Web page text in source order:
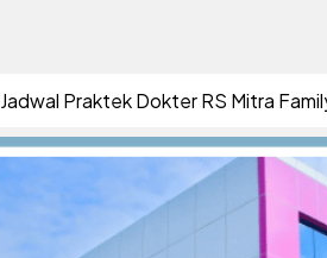
Jadwal Praktek Dokter RS Mitra